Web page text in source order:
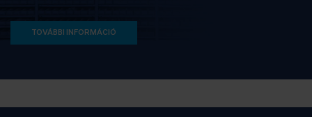
TOVÁBBI INFORMÁCIÓ